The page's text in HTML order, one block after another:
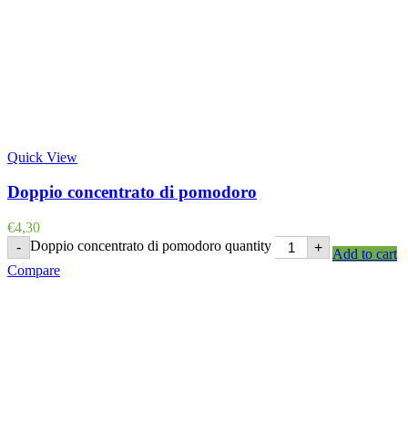
Quick View
Doppio concentrato di pomodoro
€4,30
- Doppio concentrato di pomodoro quantity +
Add to cart
Compare